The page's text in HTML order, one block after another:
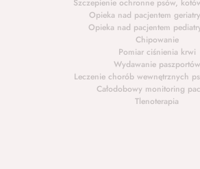
Szczepienie ochronne psów,
Opieka nad pacjentem
Opieka nad pacjentem
Chipowanie
Pomiar ciśnienia krwi
Wydawanie paszportów
Leczenie chorób wewnętrznych
Całodobowy monitoring
Tlenoterapia